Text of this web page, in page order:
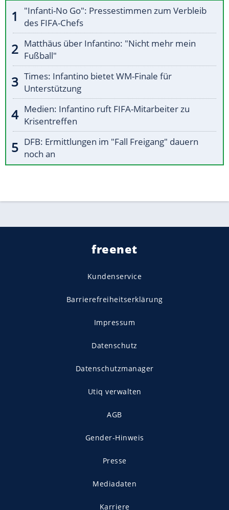
"Infanti-No Go": Pressestimmen zum Verbleib
des FIFA-Chefs
Matthäus über Infantino: "Nicht mehr mein
Fußball"
Times: Infantino bietet WM-Finale für
Unterstützung
Medien: Infantino ruft FIFA-Mitarbeiter zu
Krisentreffen
DFB: Ermittlungen im "Fall Freigang" dauern
noch an
freenet
Kundenservice
Barrierefreiheitserklärung
Impressum
Datenschutz
Datenschutzmanager
Utiq verwalten
AGB
Gender-Hinweis
Presse
Mediadaten
Karriere